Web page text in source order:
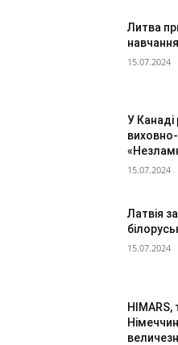
Литва
15.07.2024
У
15.07.2024
Латвія
15.07.2024